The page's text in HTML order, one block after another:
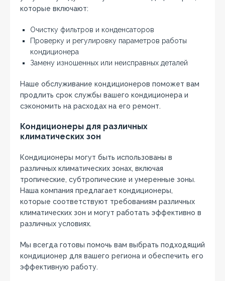
которые включают:
Очистку фильтров и конденсаторов
Проверку и регулировку параметров работы
кондиционера
Замену изношенных или неисправных деталей
Наше обслуживание кондиционеров поможет вам
продлить срок службы вашего кондиционера и
сэкономить на расходах на его ремонт.
Кондиционеры для различных
климатических зон
Кондиционеры могут быть использованы в
различных климатических зонах‚ включая
тропические‚ субтропические и умеренные зоны.
Наша компания предлагает кондиционеры‚
которые соответствуют требованиям различных
климатических зон и могут работать эффективно в
различных условиях.
Мы всегда готовы помочь вам выбрать подходящий
кондиционер для вашего региона и обеспечить его
эффективную работу.